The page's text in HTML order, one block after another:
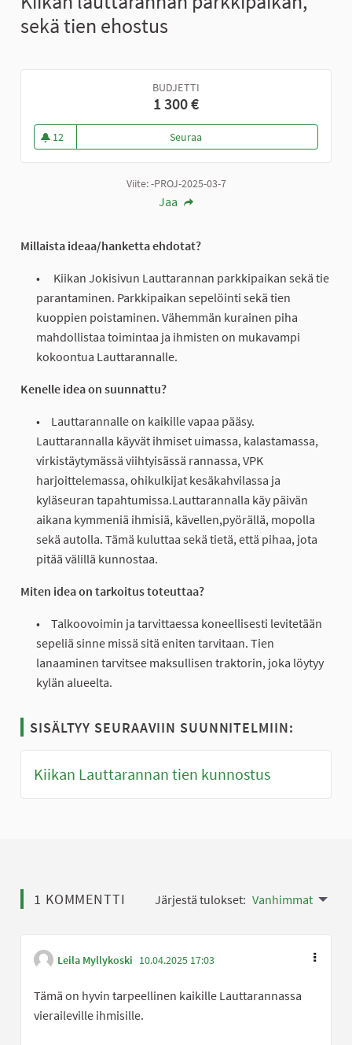
sekä tien ehostus
BUDJETTI
1 300 €
12
12 seuraajaa
SeuraaKiikan lauttarannan
Viite: -PROJ-2025-03-7
Jaa
Millaista ideaa/hanketta ehdotat?
Kiikan Jokisivun Lauttarannan parkkipaikan sekä tie
parantaminen. Parkkipaikan sepelöinti sekä tien
kuoppien poistaminen. Vähemmän kurainen piha
mahdollistaa toimintaa ja ihmisten on mukavampi
kokoontua Lauttarannalle.
Kenelle idea on suunnattu?
Lauttarannalle on kaikille vapaa pääsy.
Lauttarannalla käyvät ihmiset uimassa, kalastamassa,
virkistäytymässä viihtyisässä rannassa, VPK
harjoittelemassa, ohikulkijat kesäkahvilassa ja
kyläseuran tapahtumissa.Lauttarannalla käy päivän
aikana kymmeniä ihmisiä, kävellen,pyörällä, mopolla
sekä autolla. Tämä kuluttaa sekä tietä, että pihaa, jota
pitää välillä kunnostaa.
Miten idea on tarkoitus toteuttaa?
Talkoovoimin ja tarvittaessa koneellisesti levitetään
sepeliä sinne missä sitä eniten tarvitaan. Tien
lanaaminen tarvitsee maksullisen traktorin, joka löytyy
kylän alueelta.
SISÄLTYY SEURAAVIIN SUUNNITELMIIN:
Kiikan Lauttarannan tien kunnostus
1 KOMMENTTI Järjestä tulokset: Vanhimmat
Leila Myllykoski 10.04.2025 17:03
Tämä on hyvin tarpeellinen kaikille Lauttarannassa
vieraileville ihmisille.